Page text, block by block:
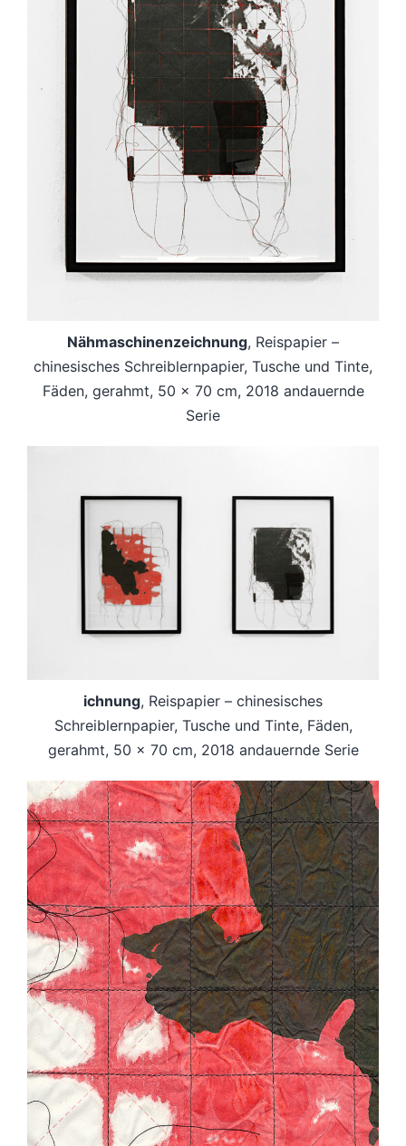
Nähmaschinenzeichnung, Reispapier –
chinesisches Schreiblernpapier, Tusche und Tinte,
Fäden, gerahmt, 50 x 70 cm, 2018 andauernde
Serie
ichnung, Reispapier – chinesisches
Schreiblernpapier, Tusche und Tinte, Fäden,
gerahmt, 50 x 70 cm, 2018 andauernde Serie